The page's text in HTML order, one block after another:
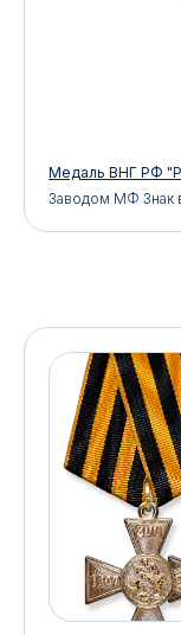
Медаль ВНГ РФ
Заводом МФ Знак